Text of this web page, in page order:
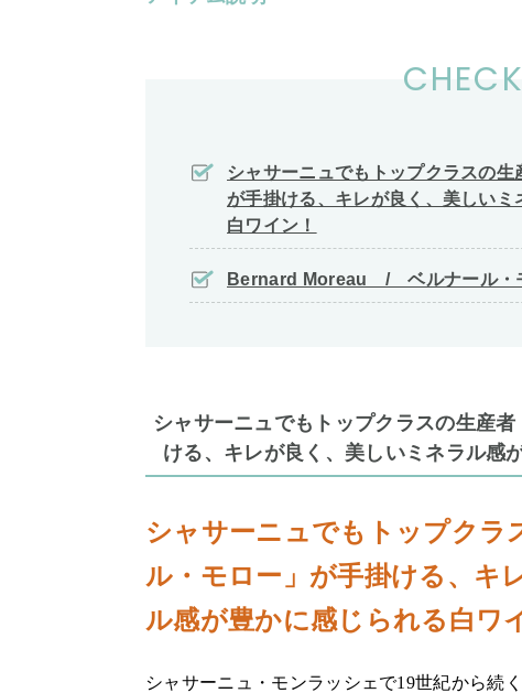
シャサーニュでもトップクラスの生
が手掛ける、キレが良く、美しい
白ワイン！
Bernard Moreau / ベルナール・
シャサーニュでもトップクラスの生産
ける、キレが良く、美しいミネラル感
シャサーニュでもトップクラ
ル・モロー」が手掛ける、キ
ル感が豊かに感じられる白ワ
シャサーニュ・モンラッシェで19世紀から続